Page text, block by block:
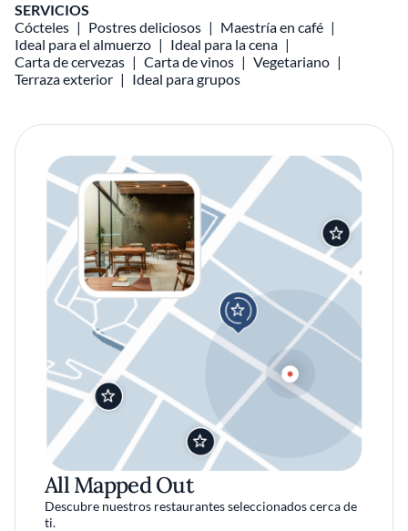
SERVICIOS
Cócteles
Postres deliciosos
Maestría en café
Ideal para el almuerzo
Ideal para la cena
Carta de cervezas
Carta de vinos
Vegetariano
Terraza exterior
Ideal para grupos
All Mapped Out
Descubre nuestros restaurantes seleccionados cerca de
ti.